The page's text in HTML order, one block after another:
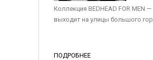
Коллекция BEDHEAD FOR
выходит на улицы большого
ПОДРОБНЕЕ